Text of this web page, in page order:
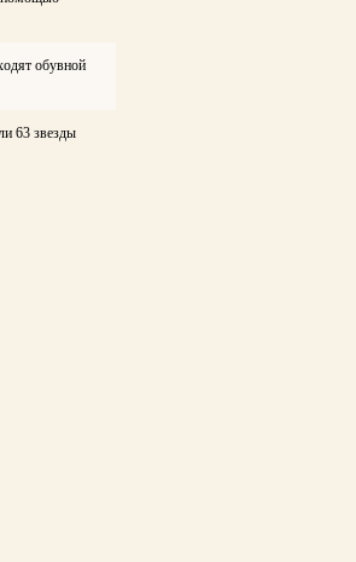
обувной
63 звезды